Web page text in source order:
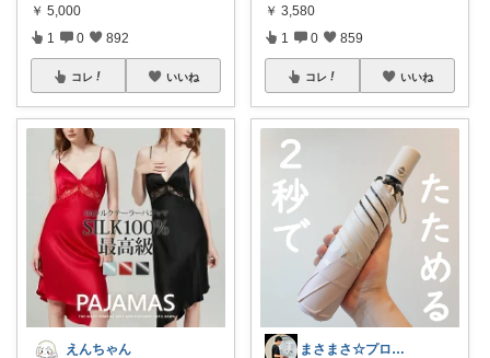
￥ 5,000
1 0 892
コレ いいね
えんちゃん
￥ 3,580
1 0 859
コレ いいね
まさまさ☆プロフも見てね✨